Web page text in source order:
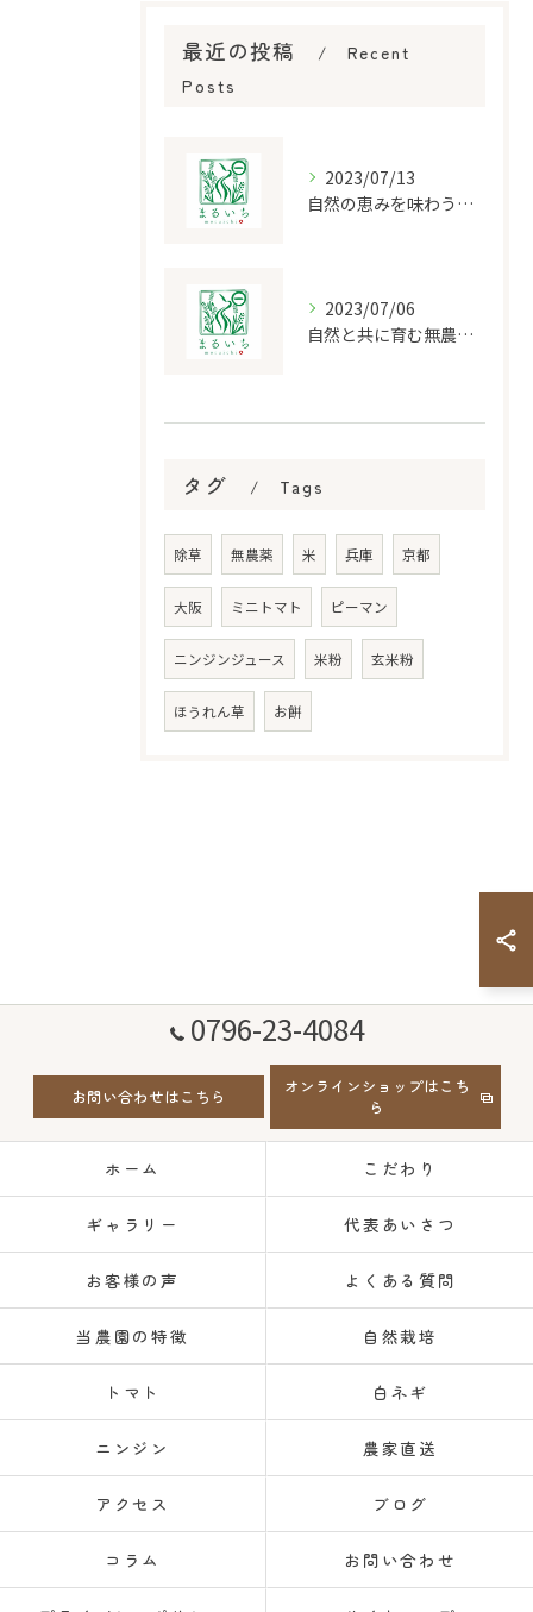
最近の投稿
Recent
Posts
2023/07/13
自然の恵みを味わう無農薬栽培野菜の豊かな風味
2023/07/06
自然と共に育む無農薬の魅力野菜
タグ Tags
除草 無農薬 米 兵庫 京都
大阪 ミニトマト ピーマン
ニンジンジュース 米粉 玄米粉
ほうれん草 お餅
0796-23-4084
お問い合わせはこちら
オンラインショップはこち
ら
ホーム こだわり
ギャラリー 代表あいさつ
お客様の声 よくある質問
当農園の特徴 自然栽培
トマト 白ネギ
ニンジン 農家直送
アクセス ブログ
コラム お問い合わせ